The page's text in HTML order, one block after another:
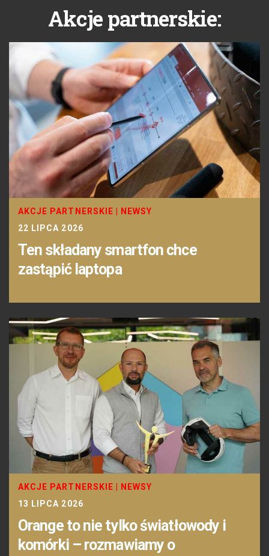
Akcje partnerskie:
AKCJE PARTNERSKIE
NEWSY
22 LIPCA 2026
Ten składany smartfon chce
zastąpić laptopa
AKCJE PARTNERSKIE
NEWSY
13 LIPCA 2026
Orange to nie tylko światłowody i
komórki – rozmawiamy o